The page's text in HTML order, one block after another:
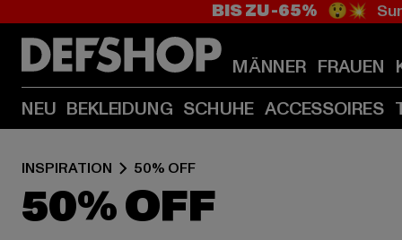
BIS ZU -65% 😲💥
MÄNNER FRAUEN
NEU BEKLEIDUNG SCHUHE ACCESSOIRES
INSPIRATION 50% OFF
50% OFF